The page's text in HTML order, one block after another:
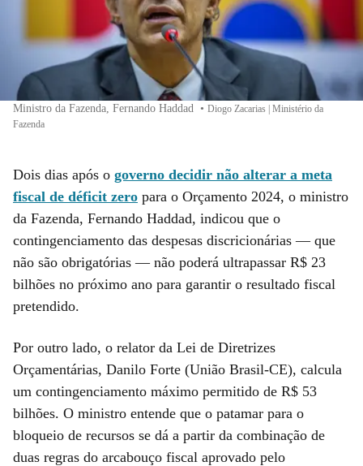
Ministro da Fazenda, Fernando Haddad • Diogo Zacarias | Ministério da
Fazenda
Dois dias após o governo decidir não alterar a meta
fiscal de déficit zero para o Orçamento 2024, o ministro
da Fazenda, Fernando Haddad, indicou que o
contingenciamento das despesas discricionárias — que
não são obrigatórias — não poderá ultrapassar R$ 23
bilhões no próximo ano para garantir o resultado fiscal
pretendido.
Por outro lado, o relator da Lei de Diretrizes
Orçamentárias, Danilo Forte (União Brasil-CE), calcula
um contingenciamento máximo permitido de R$ 53
bilhões. O ministro entende que o patamar para o
bloqueio de recursos se dá a partir da combinação de
duas regras do arcabouço fiscal aprovado pelo